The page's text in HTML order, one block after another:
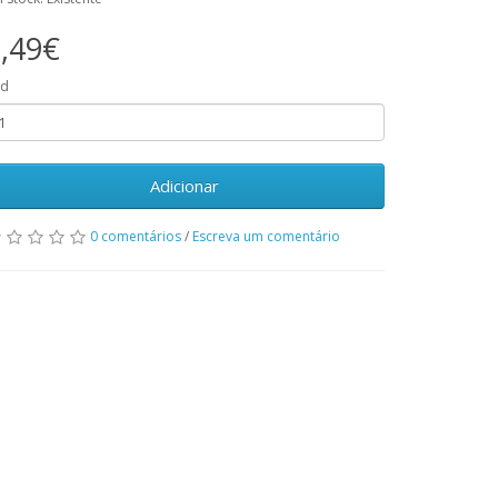
Adicionar
0 comentários/ Escreva um comentário